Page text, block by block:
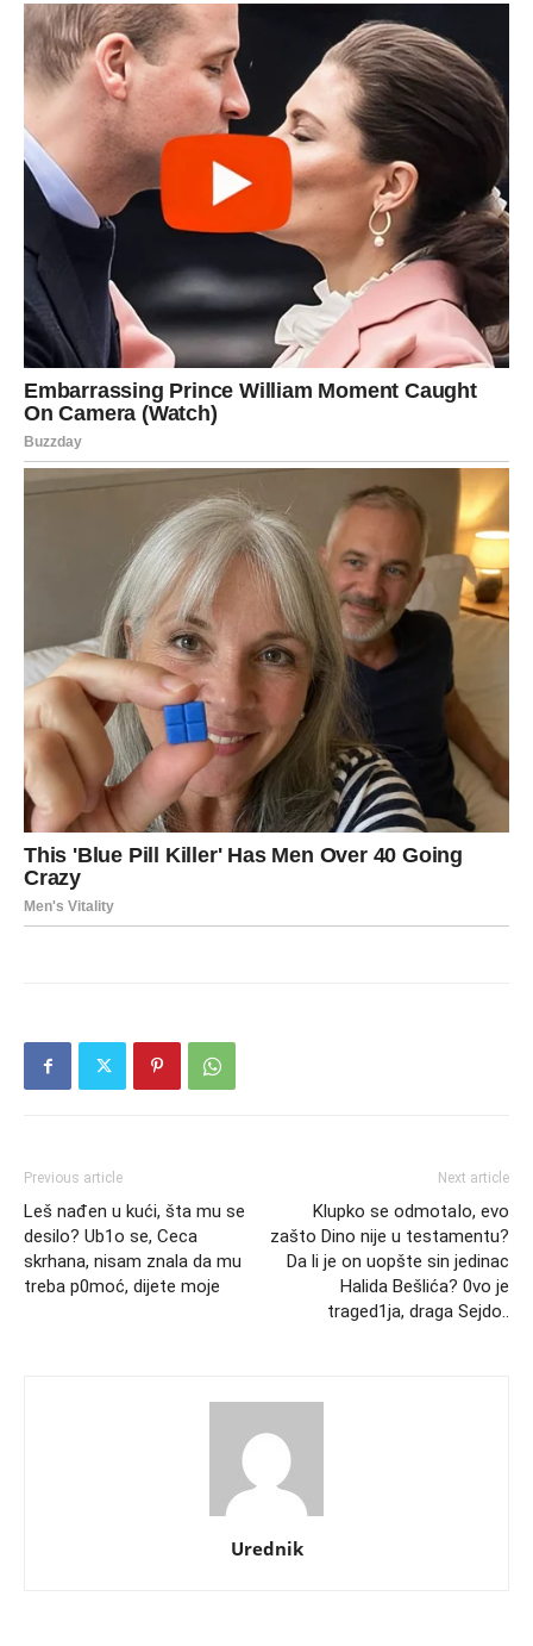
Previous article
Leš nađen u kući, šta mu se
desilo? Ub1o se, Ceca
skrhana, nisam znala da mu
treba p0moć, dijete moje
Next article
Klupko se odmotaIo, evo
zašto Dino nije u testamentu?
Da li je on uopšte sin jedinac
Halida Bešlića? 0vo je
traged1ja, draga Sejdo..
Urednik